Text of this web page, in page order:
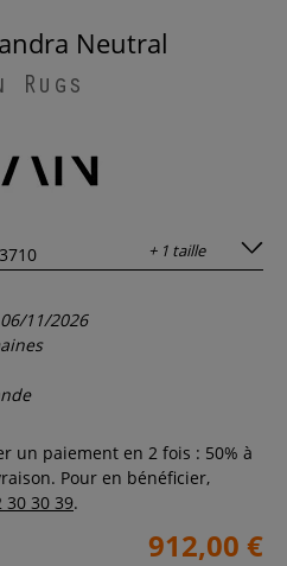
Neutral
Rugs
+ 1 taille
06/11/2026
un paiement en 2 fois : 50% à
Pour en bénéficier,
30 30 39.
912,00 €